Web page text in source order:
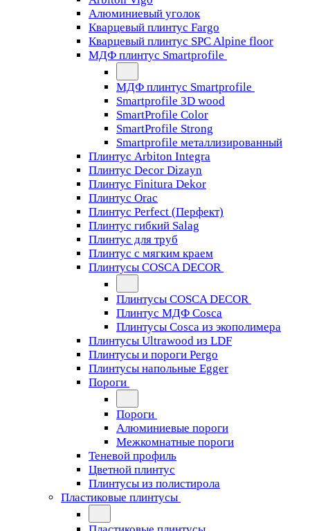
Алюминиевый уголок
Кварцевый плинтус Fargo
Кварцевый плинтус SPC Alpine floor
МДФ плинтус Smartprofile
МДФ плинтус Smartprofile
Smartprofile 3D wood
SmartProfile Color
SmartProfile Strong
Smartprofile металлизированный
Плинтус Arbiton Integra
Плинтус Decor Dizayn
Плинтус Finitura Dekor
Плинтус Orac
Плинтус Perfect (Перфект)
Плинтус гибкий Salag
Плинтус для труб
Плинтус с мягким краем
Плинтусы COSCA DECOR
Плинтусы COSCA DECOR
Плинтус МДФ Cosca
Плинтусы Cosca из экополимера
Плинтусы Ultrawood из LDF
Плинтусы и пороги Pergo
Плинтусы напольные Egger
Пороги
Пороги
Алюминиевые пороги
Межкомнатные пороги
Теневой профиль
Цветной плинтус
Плинтусы из полистирола
Пластиковые плинтусы